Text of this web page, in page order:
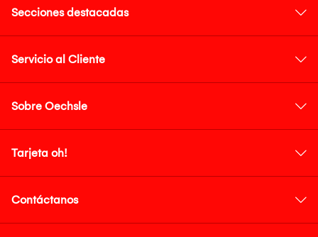
Secciones destacadas
Servicio al Cliente
Sobre Oechsle
Tarjeta oh!
Contáctanos